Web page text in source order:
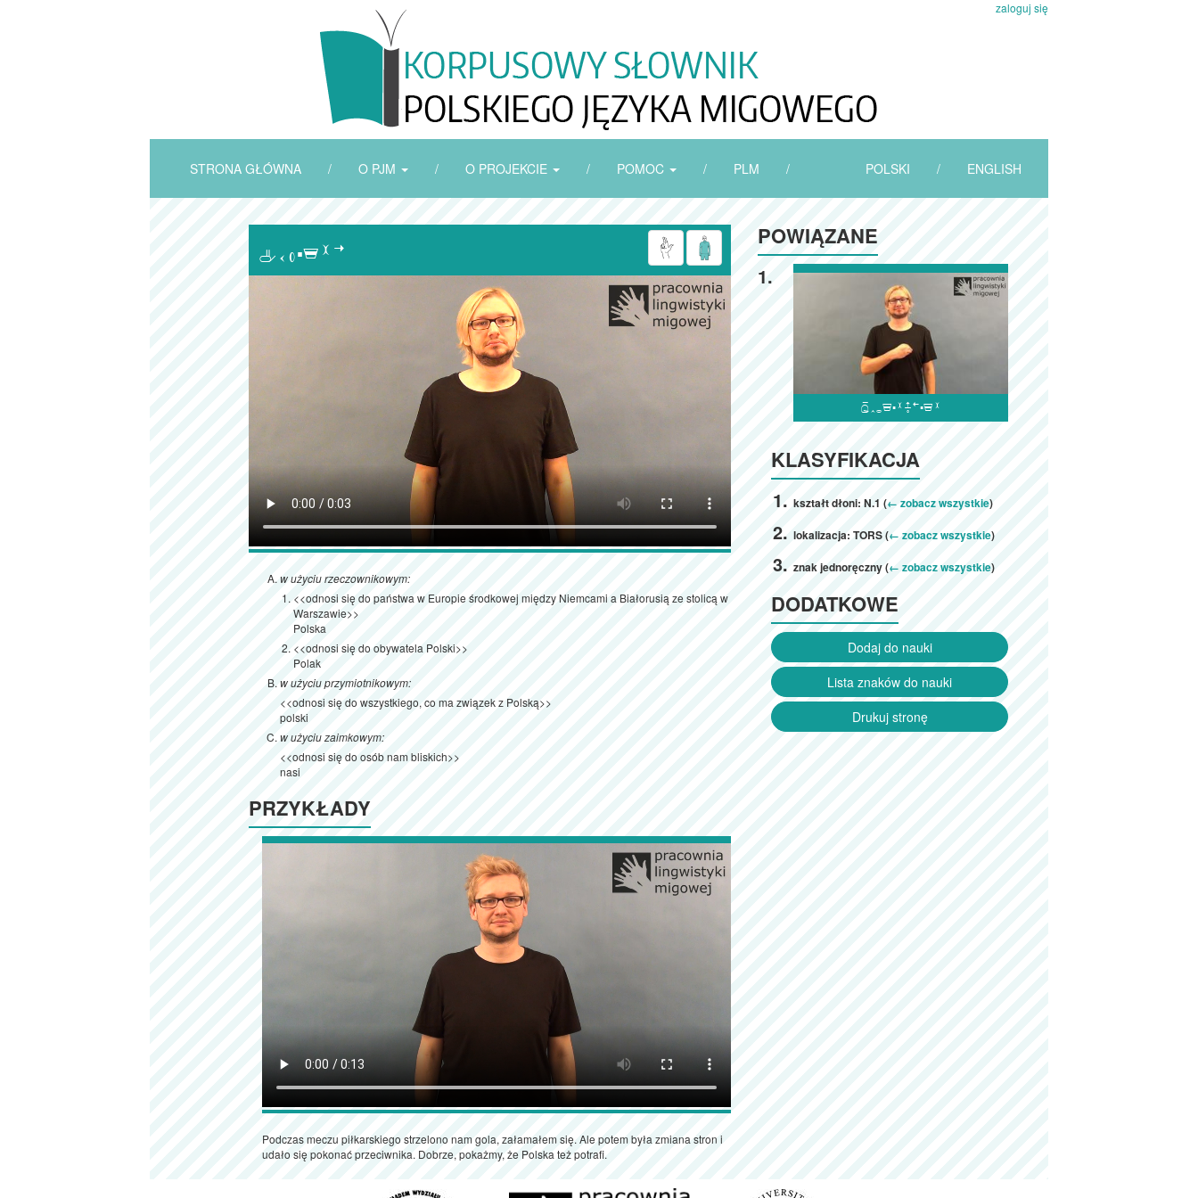
zaloguj się
STRONA GŁÓWNA / O PJM / O PROJEKCIE / POMOC / PLM / POLSKI / ENGLISH

w użyciu rzeczownikowym:
<<odnosi się do państwa w Europie środkowej między Niemcami a Białorusią ze stolicą w
Warszawie>>
Polska
<<odnosi się do obywatela Polski>>
Polak
w użyciu przymiotnikowym:
<<odnosi się do wszystkiego, co ma związek z Polską>>
polski
w użyciu zaimkowym:
<<odnosi się do osób nam bliskich>>
nasi
PRZYKŁADY
Podczas meczu piłkarskiego strzelono nam gola, załamałem się. Ale potem była zmiana stron i
udało się pokonać przeciwnika. Dobrze, pokażmy, że Polska też potrafi.
POWIĄZANE
1.

KLASYFIKACJA
kształt dłoni: N.1 (← zobacz wszystkie)
lokalizacja: TORS (← zobacz wszystkie)
znak jednoręczny (← zobacz wszystkie)
DODATKOWE
Dodaj do nauki
Lista znaków do nauki
Drukuj stronę